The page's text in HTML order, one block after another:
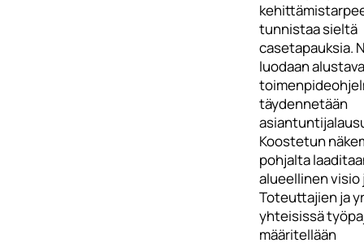
tunnistaa sieltä
casetapauksia.
luodaan
täydennetään
Koostetun
pohjalta
alueellinen visio
Toteuttajien ja
yhteisissä
määritellään